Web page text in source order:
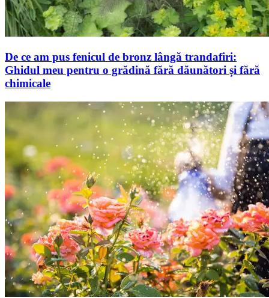
De ce am pus fenicul de bronz lângă trandafiri:
Ghidul meu pentru o grădină fără dăunători și fără
chimicale